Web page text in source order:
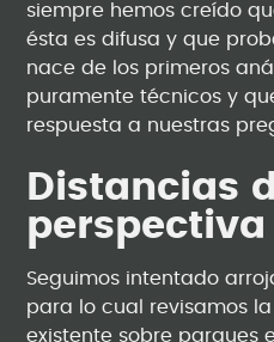
siempre hemos creído
ésta es difusa y que
nace de los primeros
puramente técnicos y
respuesta a nuestras
Distancias
Seguimos intentado
para lo cual revisamos
existente sobre parques